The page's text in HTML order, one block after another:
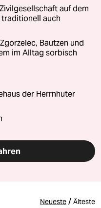
auf dem
traditionell auch
Bautzen und
im Alltag sorbisch
der Herrnhuter
Neueste / Älteste